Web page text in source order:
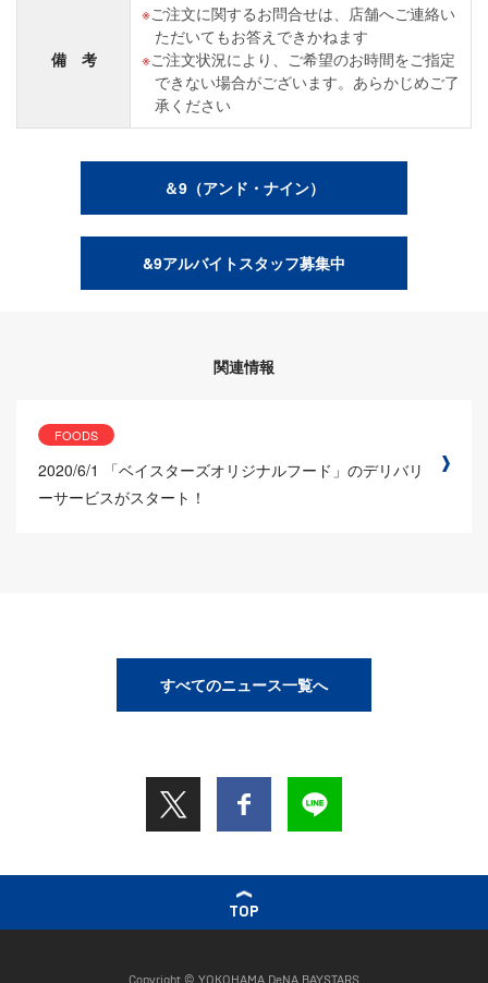
備 考
ご注文に関するお問合せは、店舗へご連絡い
ただいてもお答えできかねます
ご注文状況により、ご希望のお時間をご指定
できない場合がございます。あらかじめご了
承ください
＆9（アンド・ナイン）
&9アルバイトスタッフ募集中
関連情報
FOODS
2020/6/1
「ベイスターズオリジナルフード」のデリバリ
ーサービスがスタート！
すべてのニュース一覧へ
TOP
Copyright © YOKOHAMA DeNA BAYSTARS